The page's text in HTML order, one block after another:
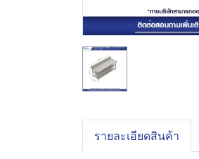
รายละเอียดสินค้า